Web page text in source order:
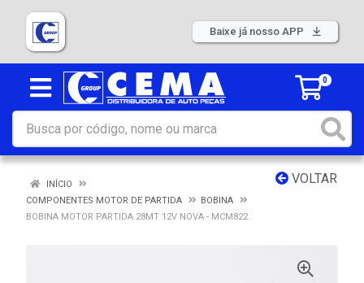
Baixe já nosso APP
0
VOLTAR
INÍCIO
COMPONENTES MOTOR DE PARTIDA
BOBINA
BOBINA MOTOR PARTIDA 28MT 12V NOVA - MCM822